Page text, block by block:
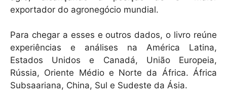
exportador do agronegócio mundial.
Para chegar a esses e outros dados, o livro reúne
experiências e análises na América Latina,
Estados Unidos e Canadá, União Europeia,
Rússia, Oriente Médio e Norte da África. África
Subsaariana, China, Sul e Sudeste da Ásia.